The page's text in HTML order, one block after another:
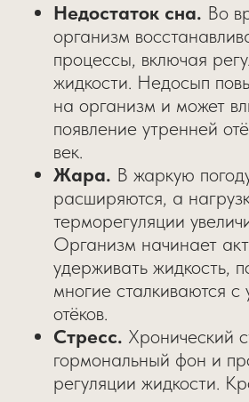
Недостаток сна. Во
организм
процессы, включая
жидкости. Недосып
на организм и может
появление утренней
век.
Жара. В жаркую
расширяются, а
терморегуляции
Организм начинает
удерживать жидкость,
многие сталкиваются с
отёков.
Стресс. Хронический
гормональный фон и
регуляции жидкости.